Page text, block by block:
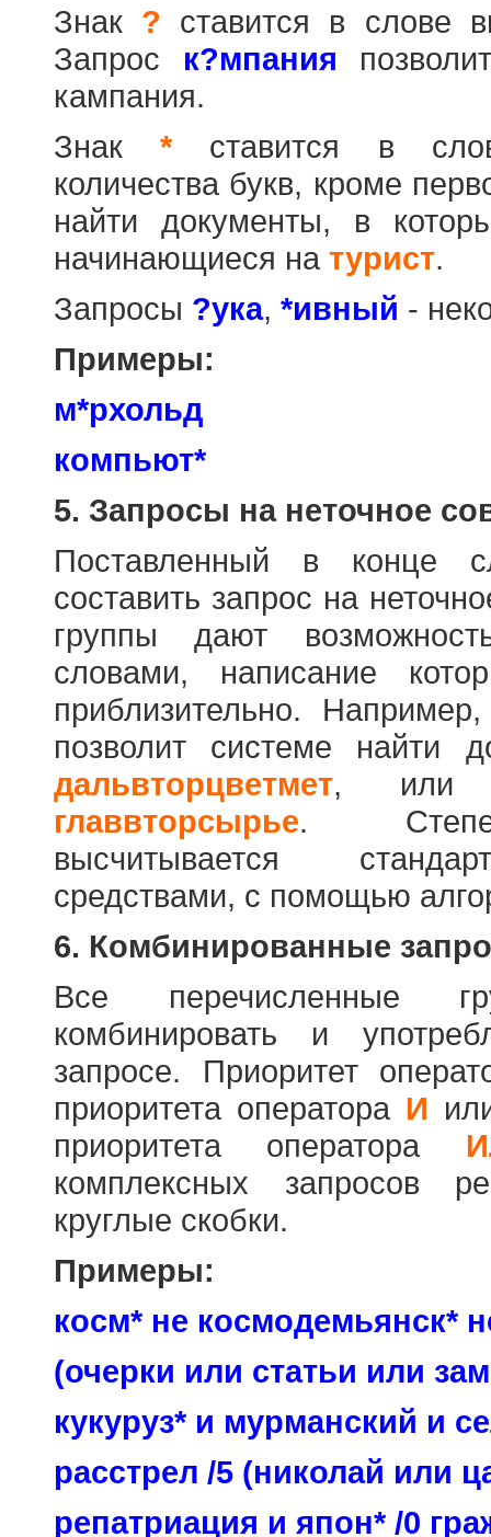
Знак ? ставится в слове
Запрос к?мпания
кампания.
Знак* ставится в
количества букв, кроме
найти документы, в
начинающиеся на турист.
Запросы ?ука, *ивный -
Примеры:
м*рхольд
компьют*
5. Запросы на неточное
Поставленный в конце
составить запрос на
группы дают
словами, написание
приблизительно.
позволит системе найти
дальвторцветмет,
главвторсырье.
высчитывается
средствами, с помощью
6. Комбинированные
Все перечисленные
комбинировать и
запросе. Приоритет
приоритета оператора И
приоритета оператора
комплексных запросов
круглые скобки.
Примеры:
косм* не космодемьянск*
(очерки или статьи или
кукуруз* и мурманский и
расстрел /5 (николай или
репатриация и япон* /0